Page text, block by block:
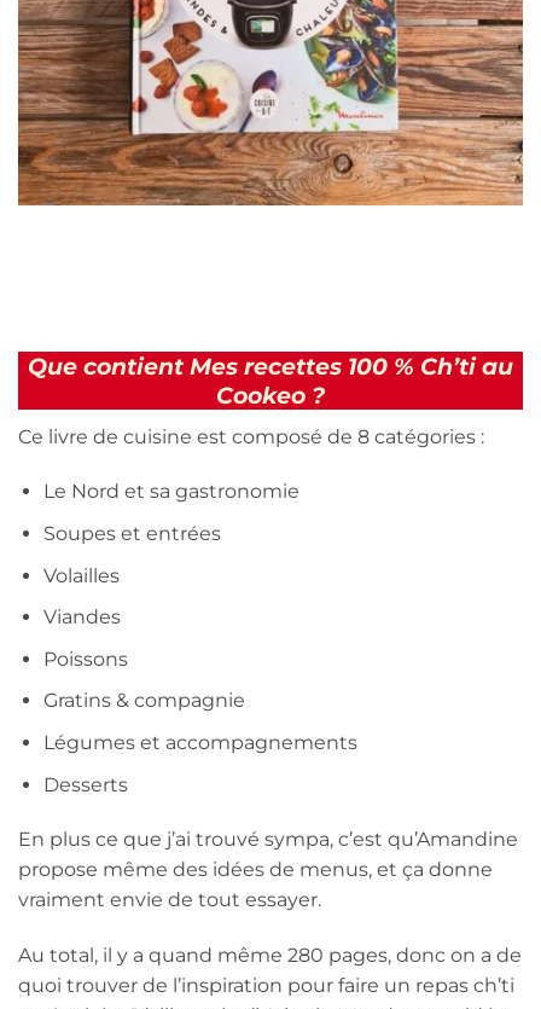
Que contient Mes recettes 100 % Ch’ti au
Cookeo ?
Ce livre de cuisine est composé de 8 catégories :
Le Nord et sa gastronomie
Soupes et entrées
Volailles
Viandes
Poissons
Gratins & compagnie
Légumes et accompagnements
Desserts
En plus ce que j’ai trouvé sympa, c’est qu’Amandine
propose même des idées de menus, et ça donne
vraiment envie de tout essayer.
Au total, il y a quand même 280 pages, donc on a de
quoi trouver de l’inspiration pour faire un repas ch’ti